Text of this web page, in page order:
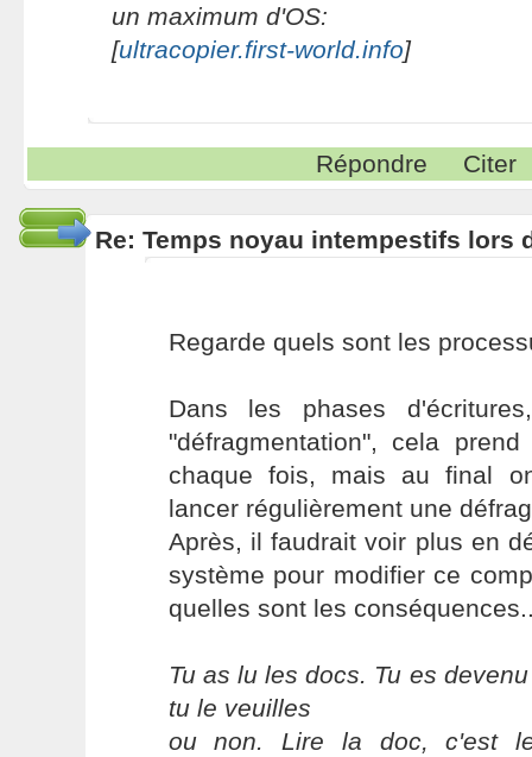
un maximum d'OS:
[ultracopier.first-world.info]
Répondre Citer
Re: Temps noyau intempestifs lors
Regarde quels sont les
Dans les phases
"défragmentation", cela
chaque fois, mais au final
lancer régulièrement une
Après, il faudrait voir plus en
système pour modifier ce
quelles sont les
Tu as lu les docs. Tu es
tu le veuilles
ou non. Lire la doc, c'est